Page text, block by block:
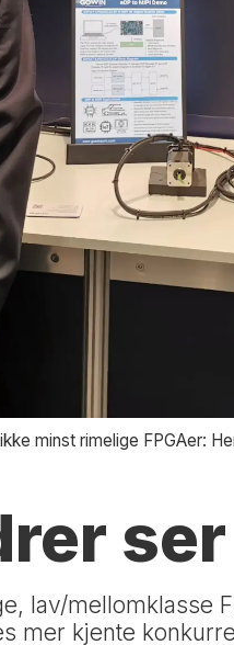
minst rimelige FPGAer:
lav/mellomklasse
mer kjente